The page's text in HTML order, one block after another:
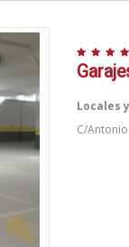
Locales
C/Antonio